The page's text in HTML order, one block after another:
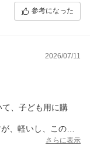
幸いです。
ショップまでお問い
します。
参考になった
2026/07/11
、子ども用に購
、軽いし、このお
さらに表示